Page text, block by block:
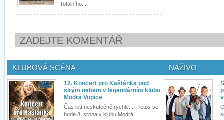
Totálního...
ZADEJTE KOMENTÁŘ
KLUBOVÁ SCÉNA
12. Koncert pro Kaštánka pod
širým nebem v legendárním klubu
Modrá Vopice
Čas letí neskutečně rychle.... I letos se
bude 8. srpna v klubu Modrá...
NAŽIVO